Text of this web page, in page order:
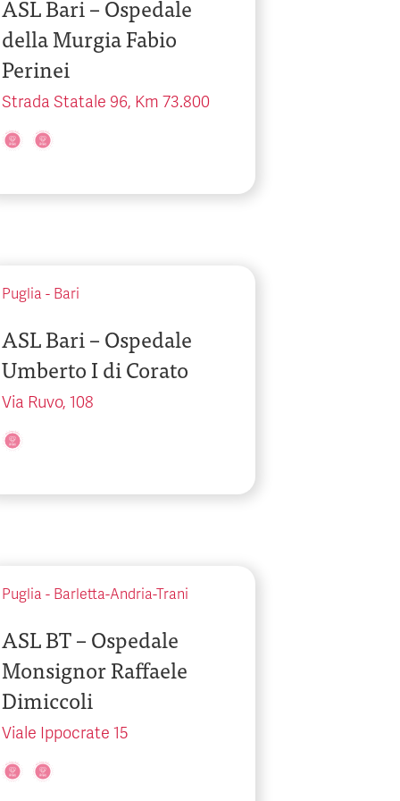
ASL Bari – Ospedale
della Murgia Fabio
Perinei
Strada Statale 96, Km 73.800
Puglia - Bari
ASL Bari – Ospedale
Umberto I di Corato
Via Ruvo, 108
Puglia - Barletta-Andria-Trani
ASL BT – Ospedale
Monsignor Raffaele
Dimiccoli
Viale Ippocrate 15